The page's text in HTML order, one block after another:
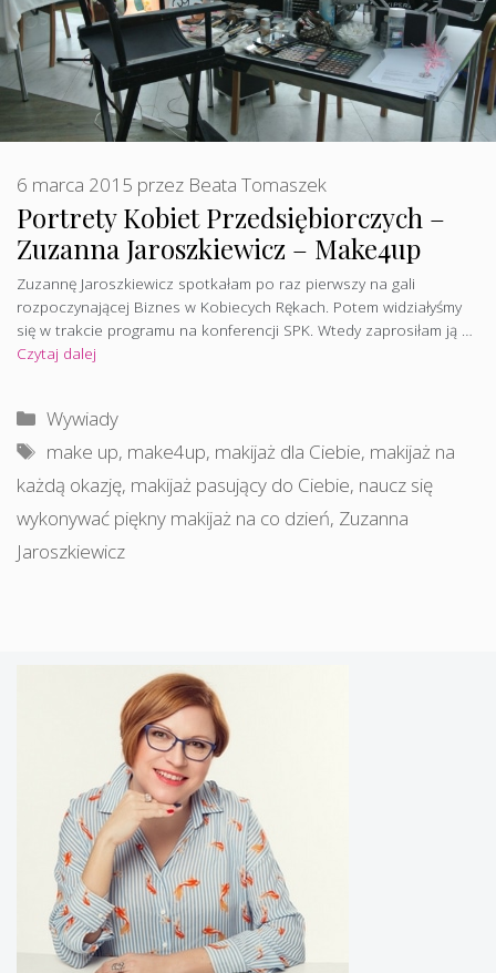
Portrety Kobiet Przedsiębiorczych –
Zuzanna Jaroszkiewicz – Make4up
6 marca 2015 przez Beata Tomaszek
Zuzannę Jaroszkiewicz spotkałam po raz pierwszy na gali
rozpoczynającej Biznes w Kobiecych Rękach. Potem widziałyśmy
się w trakcie programu na konferencji SPK. Wtedy zaprosiłam ją …
Czytaj dalej
Kategorie
Wywiady
Tagi
make up, make4up, makijaż dla Ciebie, makijaż na
każdą okazję, makijaż pasujący do Ciebie, naucz się
wykonywać piękny makijaż na co dzień, Zuzanna
Jaroszkiewicz